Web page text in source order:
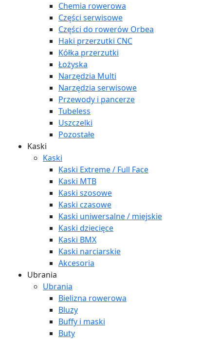
Chemia rowerowa
Części serwisowe
Części do rowerów Orbea
Haki przerzutki CNC
Kółka przerzutki
Łożyska
Narzędzia Multi
Narzędzia serwisowe
Przewody i pancerze
Tubeless
Uszczelki
Pozostałe
Kaski
Kaski
Kaski Extreme / Full Face
Kaski MTB
Kaski szosowe
Kaski czasowe
Kaski uniwersalne / miejskie
Kaski dziecięce
Kaski BMX
Kaski narciarskie
Akcesoria
Ubrania
Ubrania
Bielizna rowerowa
Bluzy
Buffy i maski
Buty